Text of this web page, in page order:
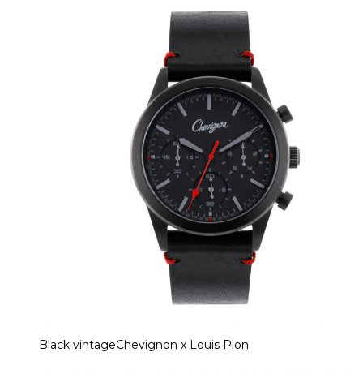
Black vintageChevignon x Louis Pion